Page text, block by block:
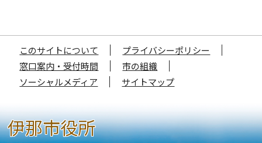
このサイトについて
プライバシーポリシー
窓口案内・受付時間
市の組織
ソーシャルメディア
サイトマップ
伊那市役所